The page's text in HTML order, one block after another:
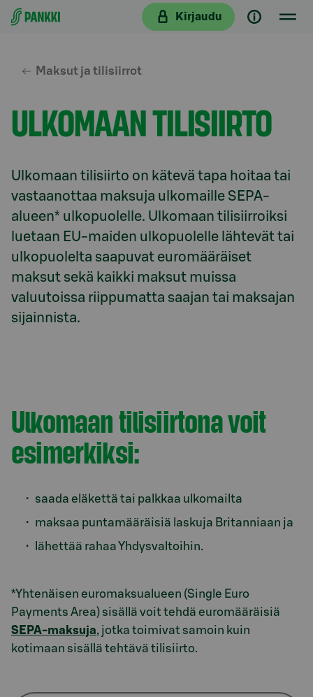
Siirry suoraan sisältöön
Kirjaudu
Maksut ja tilisiirrot
ULKOMAAN TILISIIRTO
Ulkomaan tilisiirto on kätevä tapa hoitaa tai
vastaanottaa maksuja ulkomaille SEPA-
alueen* ulkopuolelle. Ulkomaan tilisiirroiksi
luetaan EU-maiden ulkopuolelle lähtevät tai
ulkopuolelta saapuvat euromääräiset
maksut sekä kaikki maksut muissa
valuutoissa riippumatta saajan tai maksajan
Ulkomaan tilisiirtona voit
esimerkiksi:
saada eläkettä tai palkkaa ulkomailta
maksaa puntamääräisiä laskuja Britanniaan ja
lähettää rahaa Yhdysvaltoihin.
*Yhtenäisen euromaksualueen (Single Euro
Payments Area) sisällä voit tehdä euromääräisiä
SEPA-maksuja, jotka toimivat samoin kuin
kotimaan sisällä tehtävä tilisiirto.